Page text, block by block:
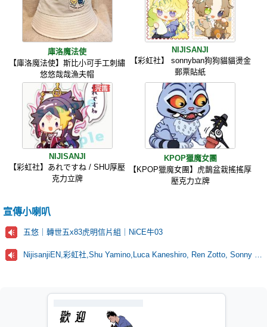
庫洛魔法使
【庫洛魔法使】斯比小可手工刺繡
悠悠哉哉漁夫帽
NIJISANJI
【彩虹社】 sonnyban狗狗貓貓燙金
郵票貼紙
NIJISANJI
【彩虹社】あれですね / SHU厚壓
克力立牌
KPOP獵魔女團
【KPOP獵魔女團】虎鵲盆栽搖搖厚
壓克力立牌
宣傳小喇叭
五悠｜轉世五x83虎明信片組｜NiCE牛03
NijisanjiEN,彩虹社,Shu Yamino,Luca Kaneshiro, Ren Zotto, Sonny Brisko, NOVA, にじさんじ